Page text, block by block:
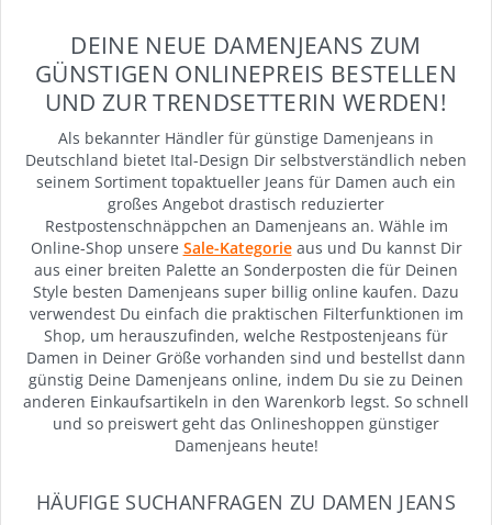
DEINE NEUE DAMENJEANS ZUM
GÜNSTIGEN ONLINEPREIS BESTELLEN
UND ZUR TRENDSETTERIN WERDEN!
Als bekannter Händler für günstige Damenjeans in
Deutschland bietet Ital-Design Dir selbstverständlich neben
seinem Sortiment topaktueller Jeans für Damen auch ein
großes Angebot drastisch reduzierter
Restpostenschnäppchen an Damenjeans an. Wähle im
Online-Shop unsere Sale-Kategorieaus und Du kannst Dir
aus einer breiten Palette an Sonderposten die für Deinen
Style besten Damenjeans super billig online kaufen. Dazu
verwendest Du einfach die praktischen Filterfunktionen im
Shop, um herauszufinden, welche Restpostenjeans für
Damen in Deiner Größe vorhanden sind und bestellst dann
günstig Deine Damenjeans online, indem Du sie zu Deinen
anderen Einkaufsartikeln in den Warenkorb legst. So schnell
und so preiswert geht das Onlineshoppen günstiger
Damenjeans heute!
HÄUFIGE SUCHANFRAGEN ZU DAMEN JEANS